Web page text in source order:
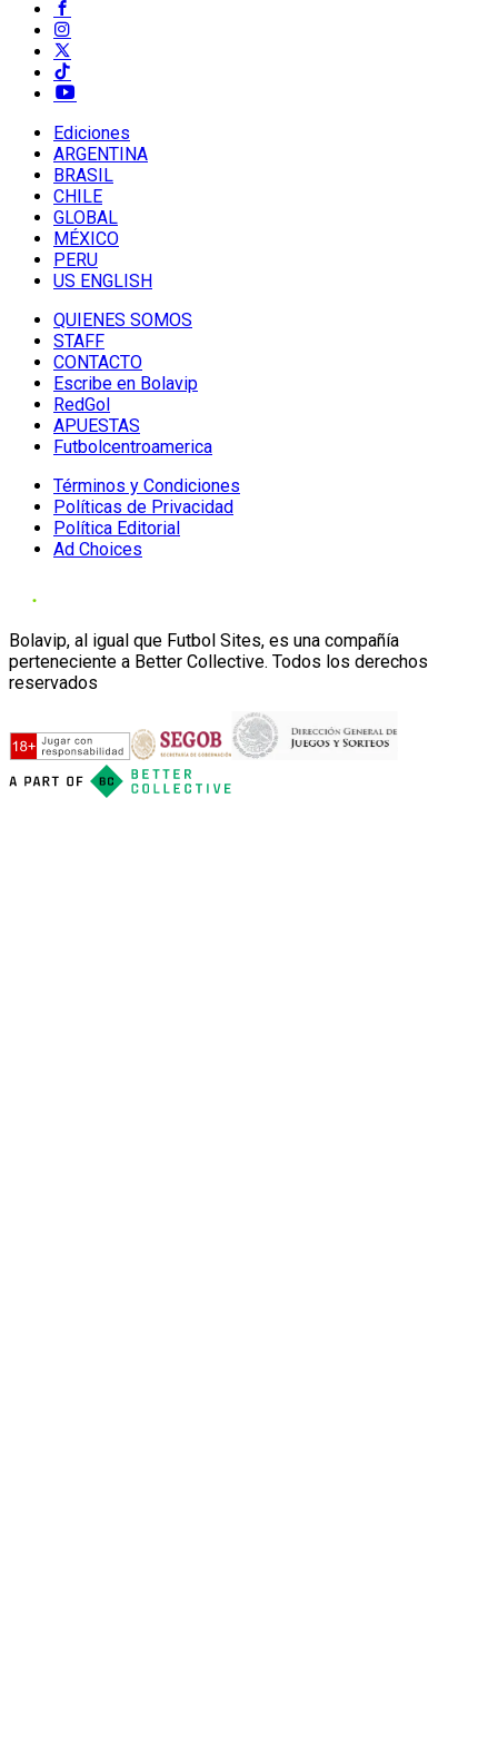
Ediciones
ARGENTINA
BRASIL
CHILE
GLOBAL
MÉXICO
PERU
US ENGLISH
QUIENES SOMOS
STAFF
CONTACTO
Escribe en Bolavip
RedGol
APUESTAS
Futbolcentroamerica
Términos y Condiciones
Políticas de Privacidad
Política Editorial
Ad Choices
Bolavip, al igual que Futbol Sites, es una compañía
perteneciente a Better Collective. Todos los derechos
reservados